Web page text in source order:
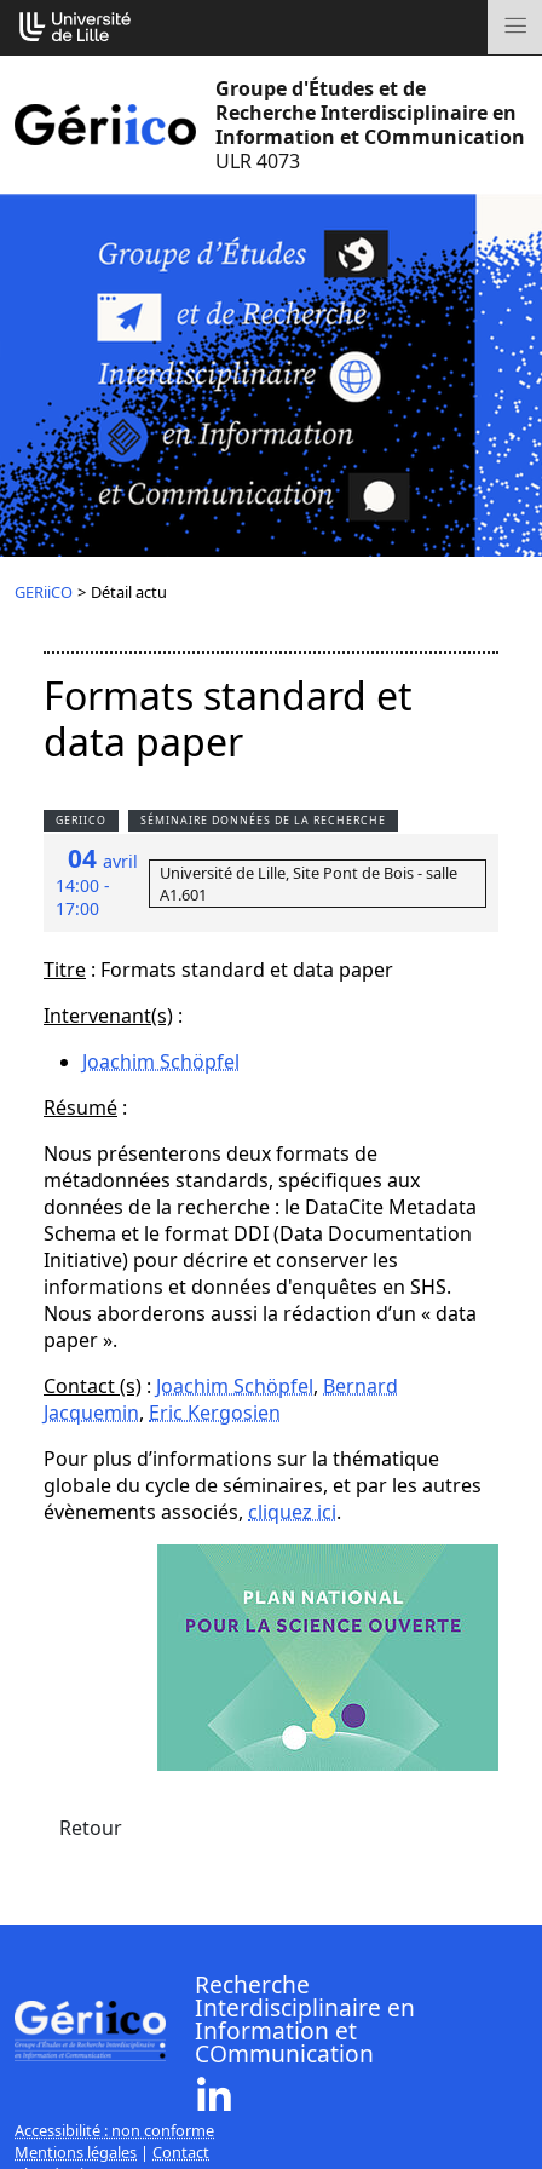
Aller
au
Groupe d'Études et de
Recherche Interdisciplinaire en
Information et COmmunication
ULR 4073
GERiiCO > Détail actu
Formats standard et
data paper
GERIICO SÉMINAIRE DONNÉES DE LA RECHERCHE
04 avril
14:00 -
17:00
Université de Lille, Site Pont de Bois - salle
A1.601
Titre : Formats standard et data paper
Intervenant(s) :
Joachim Schöpfel
Résumé :
Nous présenterons deux formats de
métadonnées standards, spécifiques aux
données de la recherche : le DataCite Metadata
Schema et le format DDI (Data Documentation
Initiative) pour décrire et conserver les
informations et données d'enquêtes en SHS.
Nous aborderons aussi la rédaction d’un « data
paper ».
Contact (s) : Joachim Schöpfel, Bernard
Jacquemin, Eric Kergosien
Pour plus d’informations sur la thématique
globale du cycle de séminaires, et par les autres
évènements associés, cliquez ici.
Retour
Recherche
Interdisciplinaire en
Information et
COmmunication
Accessibilité : non conforme
Mentions légales | Contact
Cookies management panel